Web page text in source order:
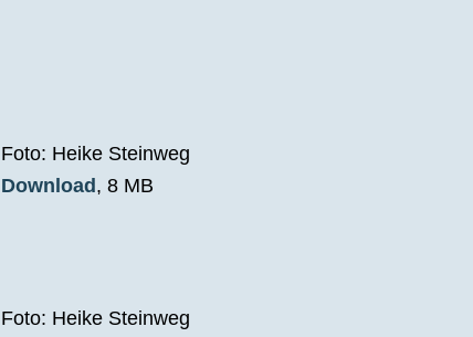
Foto: Heike Steinweg
Download , 8 MB
Foto: Heike Steinweg